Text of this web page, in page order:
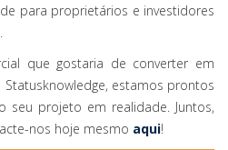
para proprietários e investidores
que gostaria de converter em
estamos prontos
seu projeto em realidade. Juntos,
nos hoje mesmo aqui!